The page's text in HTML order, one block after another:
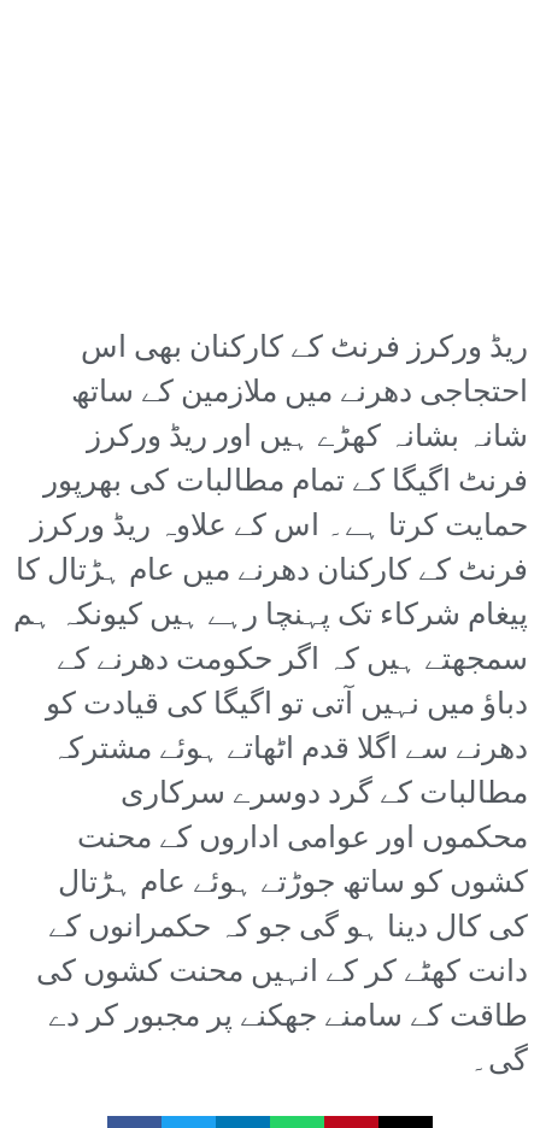
ریڈ ورکرز فرنٹ کے کارکنان بھی اس
احتجاجی دھرنے میں ملازمین کے ساتھ
شانہ بشانہ کھڑے ہیں اور ریڈ ورکرز
فرنٹ اگیگا کے تمام مطالبات کی بھرپور
حمایت کرتا ہے۔ اس کے علاوہ ریڈ ورکرز
فرنٹ کے کارکنان دھرنے میں عام ہڑتال کا
پیغام شرکاء تک پہنچا رہے ہیں کیونکہ ہم
سمجھتے ہیں کہ اگر حکومت دھرنے کے
دباؤ میں نہیں آتی تو اگیگا کی قیادت کو
دھرنے سے اگلا قدم اٹھاتے ہوئے مشترکہ
مطالبات کے گرد دوسرے سرکاری
محکموں اور عوامی اداروں کے محنت
کشوں کو ساتھ جوڑتے ہوئے عام ہڑتال
کی کال دینا ہو گی جو کہ حکمرانوں کے
دانت کھٹے کر کے انہیں محنت کشوں کی
طاقت کے سامنے جھکنے پر مجبور کر دے
گی۔